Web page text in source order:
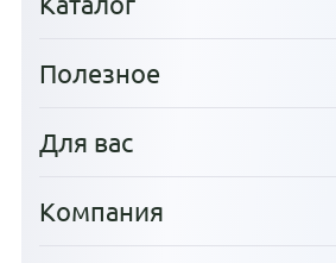
Полезное
Для вас
Компания